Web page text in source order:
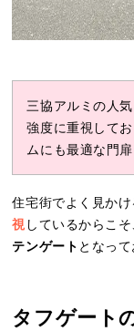
三協アルミの人
強度に重視して
ムにも最適な門扉
住宅街でよく見かけ
視 しているからこ
テンゲート となって
タフゲート